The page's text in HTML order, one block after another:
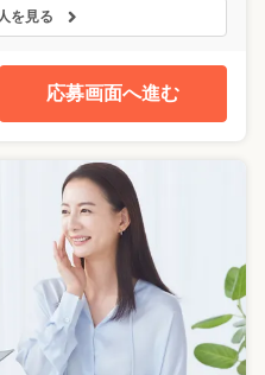
を見る
応募画面へ進む